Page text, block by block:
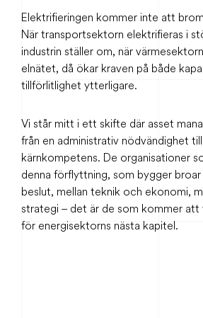
Elektrifieringen kommer inte att
När transportsektorn elektrifieras i
industrin ställer om, när
elnätet, då ökar kraven på både
tillförlitlighet ytterligare.
Vi står mitt i ett skifte där asset
från en administrativ nödvändighet
kärnkompetens. De organisationer
denna förflyttning, som bygger
beslut, mellan teknik och ekonomi,
strategi – det är de som kommer att
för energisektorns nästa kapitel.